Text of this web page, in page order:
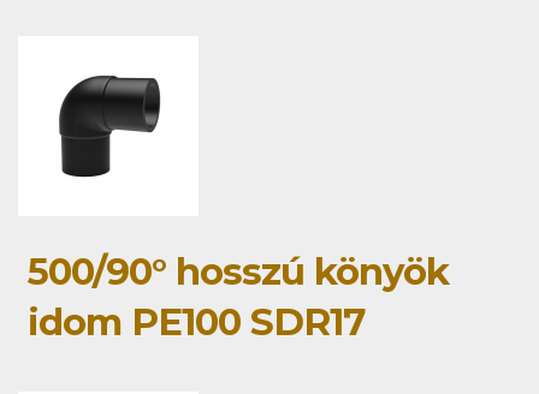
500/90° hosszú könyök
idom PE100 SDR17